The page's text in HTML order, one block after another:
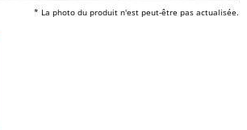
* La photo du produit n'est peut-être pas actualisée.